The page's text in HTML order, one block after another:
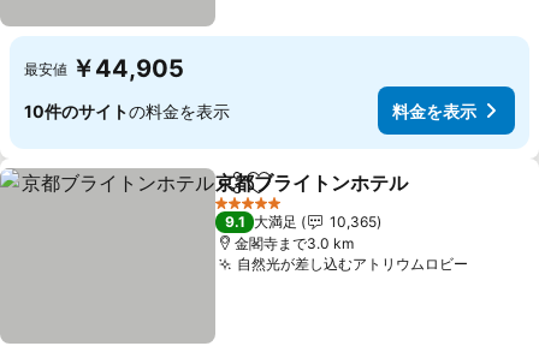
最安値 ￥44,905
10件のサイトの料金を表示 料金を表示
シェアお気に入りに追加
京都ブライトンホテル
5 ホテルのランク
9.1 大満足
10,365
金閣寺まで3.0 km
自然光が差し込むアトリウムロビー